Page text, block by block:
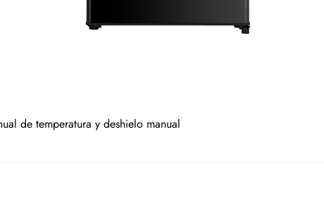
de temperatura y deshielo manual